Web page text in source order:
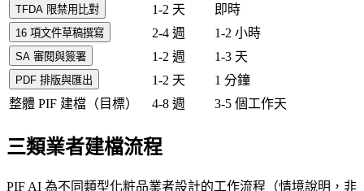
TFDA 限禁用比對 1-2 天 即時
16 項文件草稿撰寫 2-4 週 1-2 小時
SA 審閱與簽署 1-2 週 1-3 天
PDF 排版與匯出 1-2 天
1 分鐘
整體 PIF 建檔（目標）
4-8 週 3-5 個工作天
三類業者建檔流程
PIF AI 為不同類型化粧品業者設計的工作流程（情境說明，非